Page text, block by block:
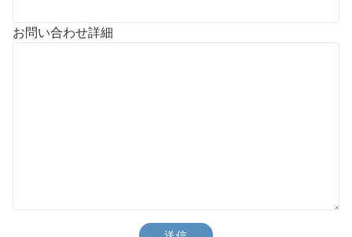
お問い合わせ詳細